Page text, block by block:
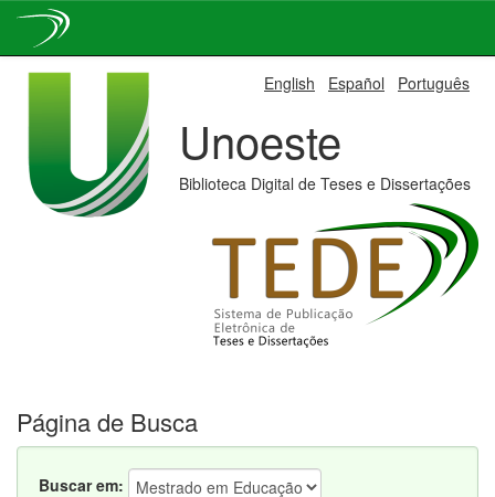
English Español Português
Unoeste
Biblioteca Digital de Teses e Dissertações
Página de Busca
Buscar em: